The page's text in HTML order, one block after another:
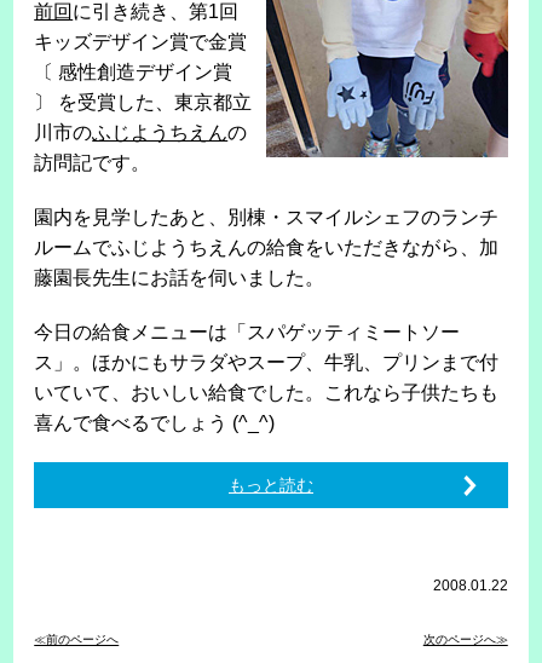
前回 に引き続き、第1回
キッズデザイン賞で金賞
〔 感性創造デザイン賞
〕 を受賞した、東京都立
川市のふじようちえんの
訪問記です。
園内を見学したあと、別棟・スマイルシェフのランチ
ルームでふじようちえんの給食をいただきながら、加
藤園長先生にお話を伺いました。
今日の給食メニューは「スパゲッティミートソー
ス」。ほかにもサラダやスープ、牛乳、プリンまで付
いていて、おいしい給食でした。これなら子供たちも
喜んで食べるでしょう (^_^)
もっと読む
2008.01.22
≪前のページへ 次のページへ≫